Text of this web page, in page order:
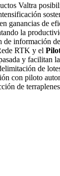
Valtra
ganancias de
la
información
RTK y el
y facilitan
de
con piloto
de